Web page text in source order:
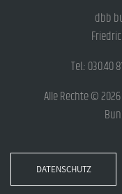
dbb
Tel.: 030.40
Alle Rechte ©
DATENSCHUTZ